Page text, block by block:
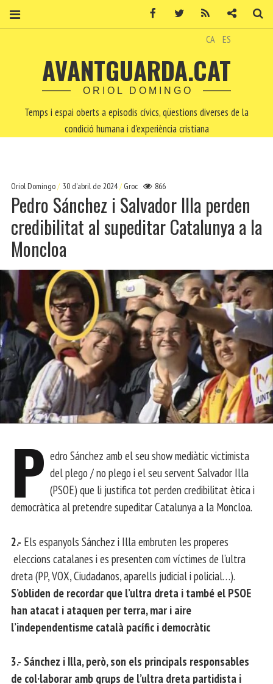
CA ES
AVANTGUARDA.CAT
ORIOL DOMINGO
Temps i espai oberts a episodis cívics, qüestions diverses de la
condició humana i d'experiència cristiana
Oriol Domingo 30 d'abril de 2024 Groc 866
Pedro Sánchez i Salvador Illa perden
credibilitat al supeditar Catalunya a la
Moncloa
P edro Sánchez amb el seu show mediàtic victimista
del plego / no plego i el seu servent Salvador Illa
(PSOE) que li justifica tot perden credibilitat ètica i
democràtica al pretendre supeditar Catalunya a la Moncloa.
2.- Els espanyols Sánchez i Illa embruten les properes
eleccions catalanes i es presenten com víctimes de l’ultra
dreta (PP, VOX, Ciudadanos, aparells judicial i policial…).
S’obliden de recordar que l’ultra dreta i també el PSOE
han atacat i ataquen per terra, mar i aire
l’independentisme català pacífic i democràtic
3.- Sánchez i Illa, però, son els principals responsables
de col·laborar amb grups de l’ultra dreta partidista i
Facebook Twitter Contacte